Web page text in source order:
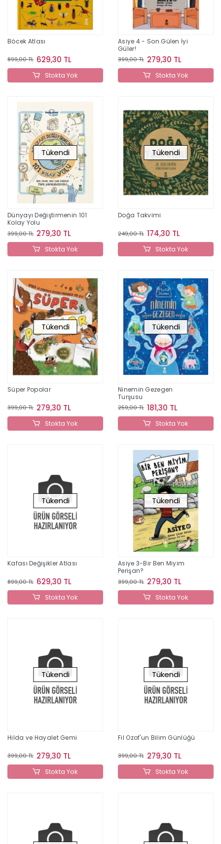
Böcek Atlası
899,00 TL 629,30 TL
Stokta Yok
Asiye 4 - Son Gülen İyi
Güler!
399,00 TL 279,30 TL
Stokta Yok
Tükendi
Dünyayı Değiştirmenin 101
Kolay Yolu
399,00 TL 279,30 TL
Stokta Yok
Tükendi
Doğa Takvimi
249,00 TL 174,30 TL
Stokta Yok
Tükendi
Süper Popolar
399,00 TL 279,30 TL
Stokta Yok
Tükendi
Ninemin Gezegen
Turşusu
259,00 TL 181,30 TL
Stokta Yok
Tükendi
Kafası Değişikler Atlası
899,00 TL 629,30 TL
Stokta Yok
Tükendi
Asiye 3-Bir Ben Miyim
Perişan?
399,00 TL 279,30 TL
Stokta Yok
Tükendi
Hilda ve Hayalet Gemi
399,00 TL 279,30 TL
Stokta Yok
Tükendi
Fil Ozof'un Bilim Günlüğü
399,00 TL 279,30 TL
Stokta Yok